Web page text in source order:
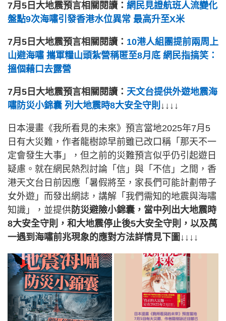
7月5日大地震預言相關閱讀： 網民見證航班人流變化
盤點9次海嘯引發香港水位異常 最高升至X米
7月5日大地震預言相關閱讀： 10港人組團提前兩周上
山避海嘯 攜軍糧山頭紮營稱匿至8月底 網民指搞笑：
搵個藉口去露營
7月5日大地震預言相關閱讀： 天文台提供外遊地震海
嘯防災小錦囊 列大地震時8大安全守則 ↓↓↓↓
日本漫畫《我所看見的未來》預言當地2025年7月5
日有大災難，作者龍樹諒早前雖已改口稱「那天不一
定會發生大事」，但之前的災難預言似乎仍引起遊日
疑慮。就在網民熱烈討論「信」與「不信」之間，香
港天文台日前因應「暑假將至，家長們可能計劃帶子
女外遊」而發出網誌，講解「我們需知的地震與海嘯
知識」，並提供防災避險小錦囊，當中列出大地震時
8大安全守則，和大地震停止後5大安全守則，以及萬
一遇到海嘯前兆現象的應對方法詳情見下圖↓↓↓↓